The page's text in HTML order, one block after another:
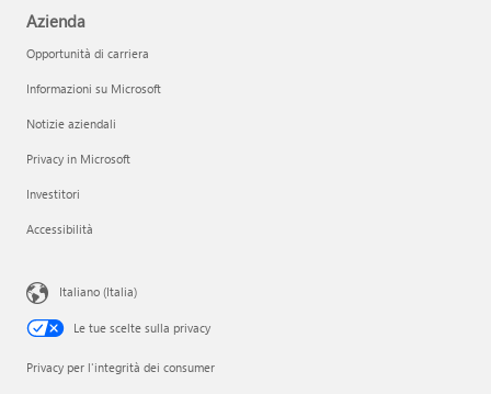
Azienda
Opportunità di carriera
Informazioni su Microsoft
Notizie aziendali
Privacy in Microsoft
Investitori
Accessibilità
Italiano (Italia)
Le tue scelte sulla privacy
Privacy per l'integrità dei consumer